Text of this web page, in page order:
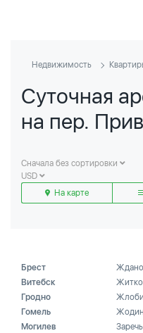
Недвижимость
Суточная
на пер.
Сначала без сортировки
USD
На карте
Брест
Витебск
Гродно
Гомель
Могилев